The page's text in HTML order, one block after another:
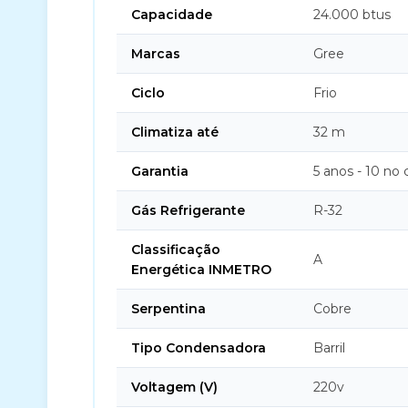
Capacidade 24.000 btus
Marcas Gree
Ciclo Frio
Climatiza até 32 m
Garantia 5 anos - 10 no
Gás Refrigerante R-32
Classificação
Energética INMETRO
A
Serpentina Cobre
Tipo Condensadora Barril
Voltagem (V) 220v